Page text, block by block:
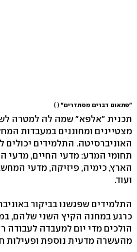
"פתאום דברים מסתדרים" ( )
תכנית "אלפא" שמה לה למטרה
מצטיינים ומחוננים במעבדות
האוניברסיטה. התלמידים
תחומי המדע: מדעי החיים, מדעי
הארץ, כימיה, פיזיקה, מדעי
ועוד.
התלמידים שפגשנו בביקור
כרגע במחנה הקיץ השני שלהם,
הולכים מדי יום למעבדה לעבודה
מהעשרה מדעית נוספת ופעילות